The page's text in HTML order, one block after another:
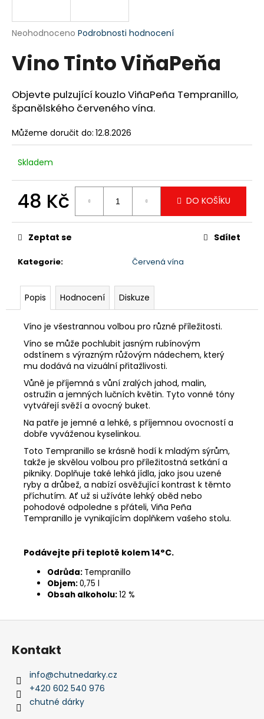
Průměrné
produktu
je
z
5
hvězdiček.
Neohodnoceno Podrobnosti hodnocení
Vino Tinto ViňaPeňa
Objevte pulzující kouzlo ViñaPeña Tempranillo,
španělského červeného vína.
Můžeme doručit do: 12.8.2026
Skladem
48 Kč
cena:
DO KOŠÍKU
Kategorie: Červená vína
Zeptat se Sdílet
Popis Hodnocení Diskuze
Víno je všestrannou volbou pro různé příležitosti.
Víno se může pochlubit jasným rubínovým
odstínem s výrazným růžovým nádechem, který
mu dodává na vizuální přitažlivosti.
Vůně je příjemná s vůní zralých jahod, malin,
ostružin a jemných lučních květin. Tyto vonné tóny
vytvářejí svěží a ovocný buket.
Na patře je jemné a lehké, s příjemnou ovocností a
dobře vyváženou kyselinkou.
Toto Tempranillo se krásně hodí k mladým sýrům,
takže je skvělou volbou pro příležitostná setkání a
pikniky. Doplňuje také lehká jídla, jako jsou uzené
ryby a drůbež, a nabízí osvěžující kontrast k těmto
příchutím. Ať už si užíváte lehký oběd nebo
pohodové odpoledne s přáteli, Viña Peña
Tempranillo je vynikajícím doplňkem vašeho stolu.
Podávejte při teplotě kolem 14°C.
Odrůda: Tempranillo
Objem:0,75 l
Obsah alkoholu:12 %
j
t
?
HLEDAT
o
o
č
e
ALBARIÑO
FAUSTINO
RIVERO
428
Z
Kontakt
info@chutnedarky.cz
+420 602 540 976
chutné dárky